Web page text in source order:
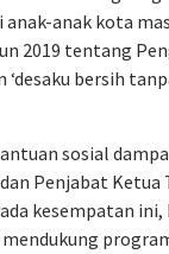
anak kota
2019 tentang
bersih
sosial
Penjabat Ketua
kesempatan